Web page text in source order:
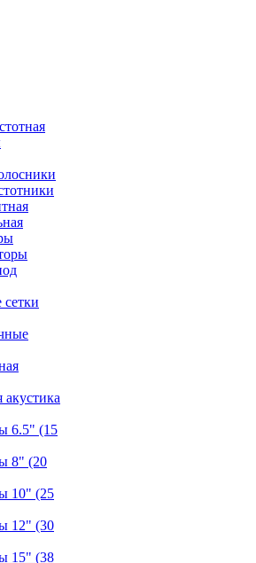
6.5" (15
8" (20
10" (25
12" (30
15" (38